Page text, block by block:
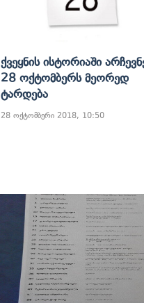
Ქვეყნის Ისტორიაში
28 Ოქტომბერს Მეორედ
Ტარდება
28 ოქტომბერი 2018, 10:50